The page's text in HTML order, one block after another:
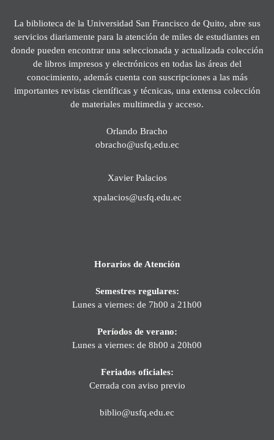
La biblioteca de la Universidad San Francisco de Quito, abre sus
servicios diariamente para la atención de miles de estudiantes en
donde pueden encontrar una seleccionada y actualizada colección
de libros impresos y electrónicos en todas las áreas del
conocimiento, además cuenta con suscripciones a las más
importantes revistas científicas y técnicas, una extensa colección
de materiales multimedia y acceso.
Orlando Bracho
obracho@usfq.edu.ec
Xavier Palacios
xpalacios@usfq.edu.ec
Horarios de Atención
Semestres regulares:
Lunes a viernes: de 7h00 a 21h00
Períodos de verano:
Lunes a viernes: de 8h00 a 20h00
Feriados oficiales:
Cerrada con aviso previo
biblio@usfq.edu.ec